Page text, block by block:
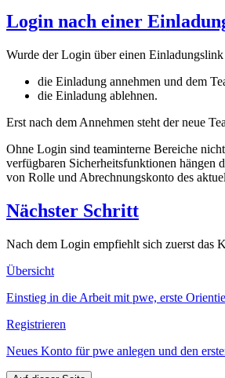
Login nach einer
Wurde der Login über einen
die Einladung annehmen und dem
die Einladung ablehnen.
Erst nach dem Annehmen steht der neue
Ohne Login sind teaminterne Bereiche
verfügbaren Sicherheitsfunktionen hängen
von Rolle und Abrechnungskonto des
Nächster Schritt
Nach dem Login empfiehlt sich zuerst das
Übersicht
Einstieg in die Arbeit mit pwe, erste
Registrieren
Neues Konto für pwe anlegen und den